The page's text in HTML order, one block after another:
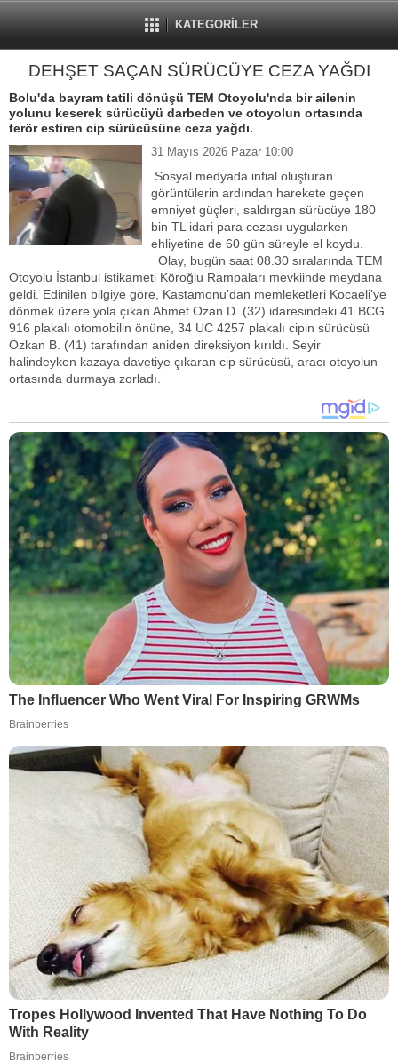
KATEGORİLER
DEHŞET SAÇAN SÜRÜCÜYE CEZA YAĞDI
Bolu'da bayram tatili dönüşü TEM Otoyolu'nda bir ailenin
yolunu keserek sürücüyü darbeden ve otoyolun ortasında
terör estiren cip sürücüsüne ceza yağdı.
31 Mayıs 2026 Pazar 10:00
Sosyal medyada infial oluşturan
görüntülerin ardından harekete geçen
emniyet güçleri, saldırgan sürücüye 180
bin TL idari para cezası uygularken
ehliyetine de 60 gün süreyle el koydu.
Olay, bugün saat 08.30 sıralarında TEM
Otoyolu İstanbul istikameti Köroğlu Rampaları mevkiinde meydana
geldi. Edinilen bilgiye göre, Kastamonu’dan memleketleri Kocaeli’ye
dönmek üzere yola çıkan Ahmet Ozan D. (32) idaresindeki 41 BCG
916 plakalı otomobilin önüne, 34 UC 4257 plakalı cipin sürücüsü
Özkan B. (41) tarafından aniden direksiyon kırıldı. Seyir
halindeyken kazaya davetiye çıkaran cip sürücüsü, aracı otoyolun
ortasında durmaya zorladı.